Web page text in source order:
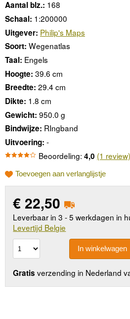
Aantal blz.: 168
Schaal: 1:200000
Uitgever: Philip's Maps
Soort: Wegenatlas
Taal: Engels
Hoogte: 39.6 cm
Breedte: 29.4 cm
Dikte: 1.8 cm
Gewicht: 950.0 g
Bindwijze: RIngband
Uitvoering: -
Beoordeling: 4,0 (1 review)
Toevoegen aan verlanglijstje
€ 22,50
Leverbaar in 3 - 5 werkdagen in
Levertijd Belgie
In winkelwagen
Gratis verzending in Nederland